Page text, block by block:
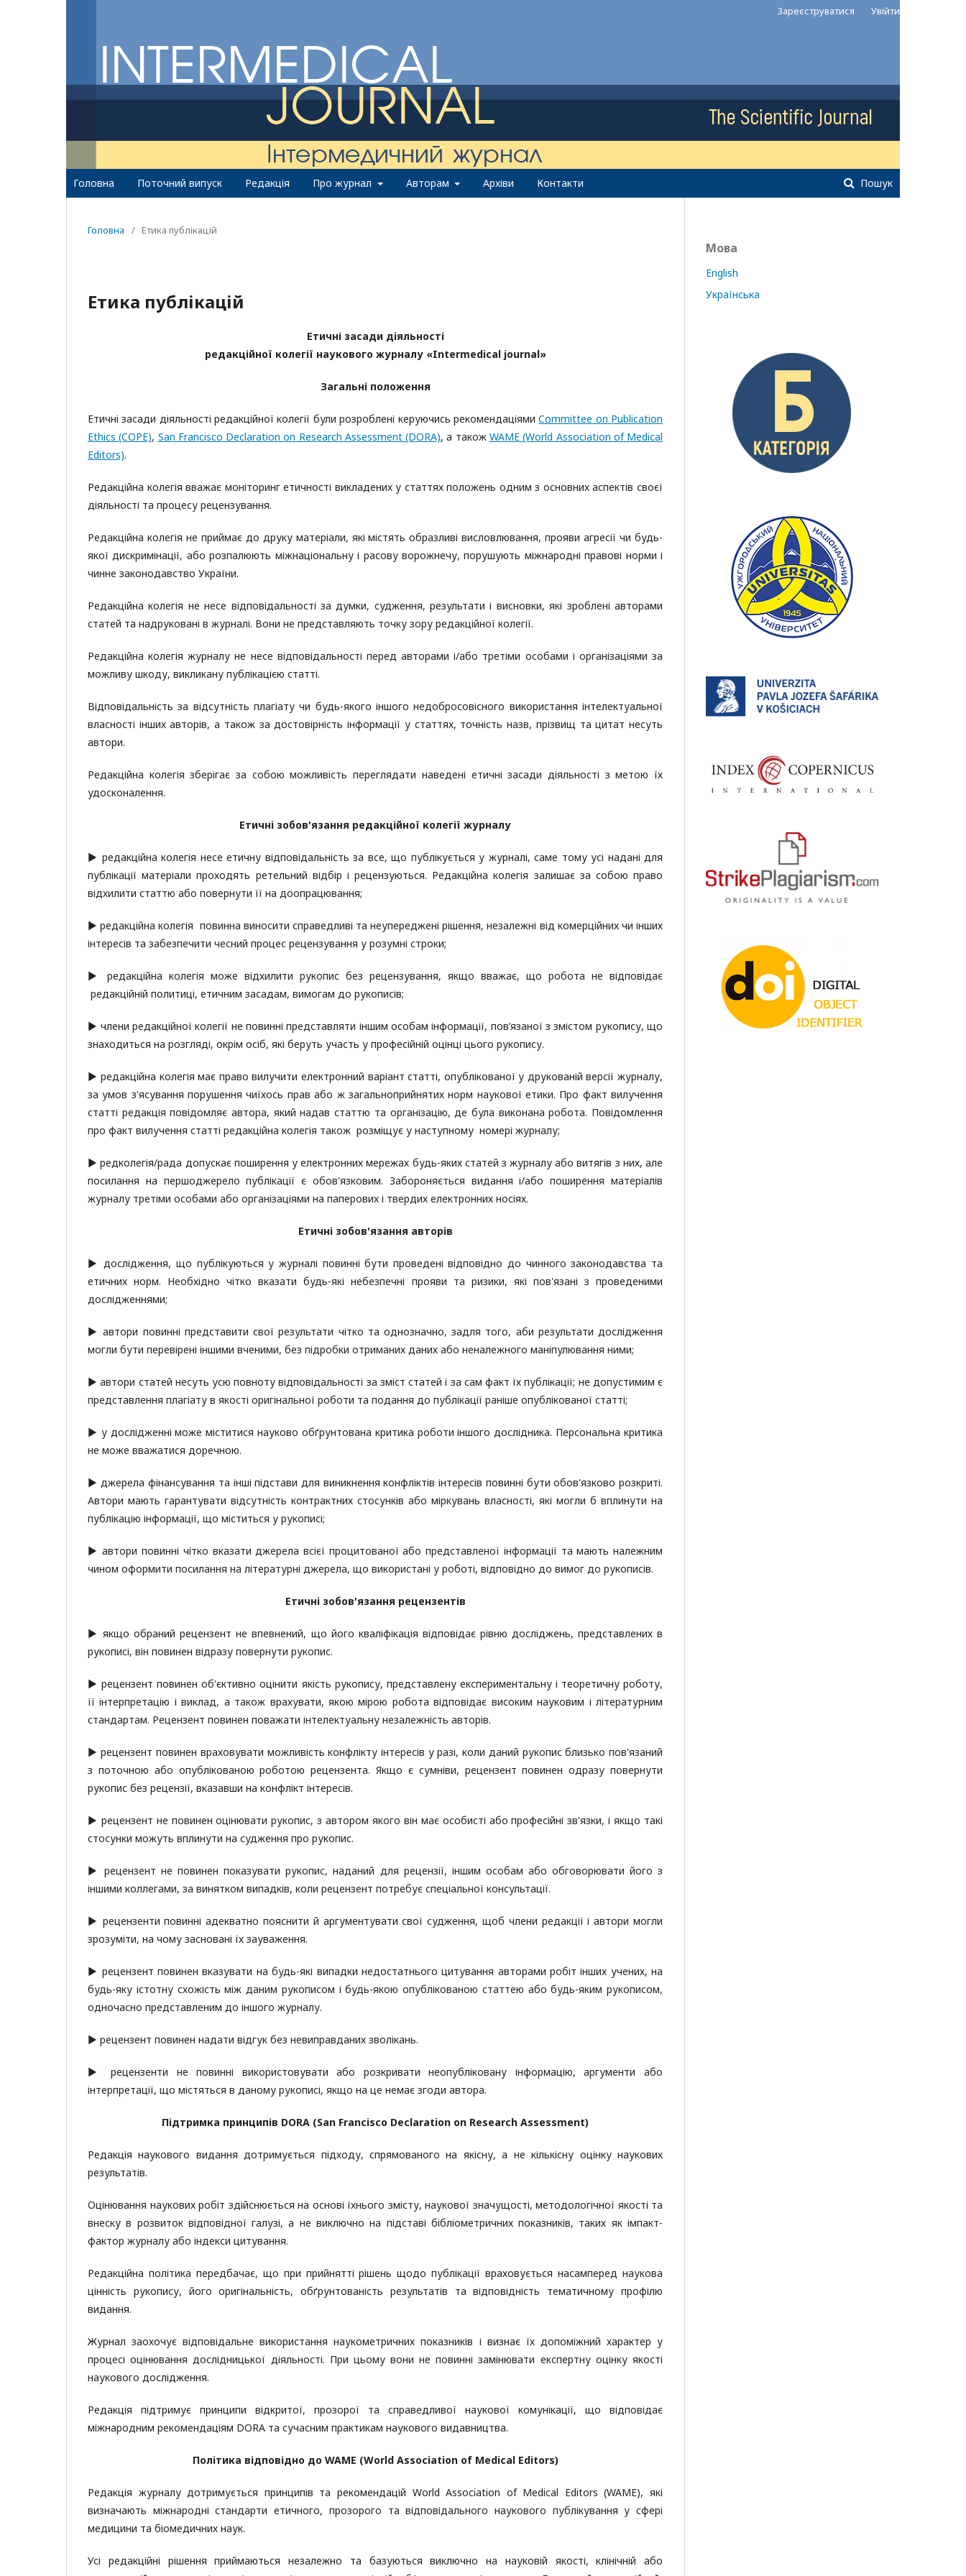
Головна Поточний випуск Редакція Про журнал Авторам Архіви Контакти Пошук
Зареєструватися Увійти
Головна / Етика публікацій
Етика публікацій
Етичні засади діяльності
редакційної колегії наукового журналу «Intermedical journal»
Загальні положення
Етичні засади діяльності редакційної колегії були розроблені керуючись рекомендаціямиCommittee on Publication
Ethics (COPE), San Francisco Declaration on Research Assessment (DORA), а також WAME (World Association of Medical
Editors).
Редакційна колегія вважає моніторинг етичності викладених у статтях положень одним з основних аспектів своєї
діяльності та процесу рецензування.
Редакційна колегія не приймає до друку матеріали, які містять образливі висловлювання, прояви агресії чи будь-
якої дискримінації, або розпалюють міжнаціональну і расову ворожнечу, порушують міжнародні правові норми і
чинне законодавство України.
Редакційна колегія не несе відповідальності за думки, судження, результати і висновки, які зроблені авторами
статей та надруковані в журналі. Вони не представляють точку зору редакційної колегії.
Редакційна колегія журналу не несе відповідальності перед авторами і/або третіми особами і організаціями за
можливу шкоду, викликану публікацією статті.
Відповідальність за відсутність плагіату чи будь-якого іншого недобросовісного використання інтелектуальної
власності інших авторів, а також за достовірність інформації у статтях, точність назв, прізвищ та цитат несуть
автори.
Редакційна колегія зберігає за собою можливість переглядати наведені етичні засади діяльності з метою їх
удосконалення.
Етичні зобов'язання редакційної колегії журналу
▶ редакційна колегія несе етичну відповідальність за все, що публікується у журналі, саме тому усі надані для
публікації матеріали проходять ретельний відбір і рецензуються. Редакційна колегія залишає за собою право
відхилити статтю або повернути її на доопрацювання;
▶ редакційна колегія повинна виносити справедливі та неупереджені рішення, незалежні від комерційних чи інших
інтересів та забезпечити чесний процес рецензування у розумні строки;
▶ редакційна колегія може відхилити рукопис без рецензування, якщо вважає, що робота не відповідає
редакційній политиці, етичним засадам, вимогам до рукописів;
▶ члени редакційної колегії не повинні представляти іншим особам інформації, пов’язаної з змістом рукопису, що
знаходиться на розгляді, окрім осіб, які беруть участь у професійній оцінці цього рукопису.
▶ редакційна колегія має право вилучити електронний варіант статті, опублікованої у друкованій версії журналу,
за умов з'ясування порушення чиїхось прав або ж загальноприйнятих норм наукової етики. Про факт вилучення
статті редакція повідомляє автора, який надав статтю та організацію, де була виконана робота. Повідомлення
про факт вилучення статті редакційна колегія також розміщує у наступному номері журналу;
▶ редколегія/рада допускає поширення у електронних мережах будь-яких статей з журналу або витягів з них, але
посилання на першоджерело публікації є обов'язковим. Забороняється видання і/або поширення матеріалів
журналу третіми особами або організаціями на паперових і твердих електронних носіях.
Етичні зобов'язання авторів
▶ дослідження, що публікуються у журналі повинні бути проведені відповідно до чинного законодавства та
етичних норм. Необхідно чітко вказати будь-які небезпечні прояви та ризики, які пов'язані з проведеними
дослідженнями;
▶ автори повинні представити свої результати чітко та однозначно, задля того, аби результати дослідження
могли бути перевірені іншими вченими, без підробки отриманих даних або неналежного маніпулювання ними;
▶ автори статей несуть усю повноту відповідальності за зміст статей і за сам факт їх публікації; не допустимим є
представлення плагіату в якості оригінальної роботи та подання до публікації раніше опублікованої статті;
▶ у дослідженні може міститися науково обґрунтована критика роботи іншого дослідника. Персональна критика
не може вважатися доречною.
▶ джерела фінансування та інші підстави для виникнення конфліктів інтересів повинні бути обов'язково розкриті.
Автори мають гарантувати відсутність контрактних стосунків або міркувань власності, які могли б вплинути на
публікацію інформації, що міститься у рукописі;
▶ автори повинні чітко вказати джерела всієї процитованої або представленої інформації та мають належним
чином оформити посилання на літературні джерела, що використані у роботі, відповідно до вимог до рукописів.
Етичні зобов'язання рецензентів
▶ якщо обраний рецензент не впевнений, що його кваліфікація відповідає рівню досліджень, представлених в
рукописі, він повинен відразу повернути рукопис.
▶ рецензент повинен об'єктивно оцінити якість рукопису, представлену експериментальну і теоретичну роботу,
її інтерпретацію і виклад, а також врахувати, якою мірою робота відповідає високим науковим і літературним
стандартам. Рецензент повинен поважати інтелектуальну незалежність авторів.
▶ рецензент повинен враховувати можливість конфлікту інтересів у разі, коли даний рукопис близько пов'язаний
з поточною або опублікованою роботою рецензента. Якщо є сумніви, рецензент повинен одразу повернути
рукопис без рецензії, вказавши на конфлікт інтересів.
▶ рецензент не повинен оцінювати рукопис, з автором якого він має особисті або професійні зв'язки, і якщо такі
стосунки можуть вплинути на судження про рукопис.
▶ рецензент не повинен показувати рукопис, наданий для рецензії, іншим особам або обговорювати його з
іншими коллегами, за винятком випадків, коли рецензент потребує спеціальної консультації.
▶ рецензенти повинні адекватно пояснити й аргументувати свої судження, щоб члени редакції і автори могли
зрозуміти, на чому засновані їх зауваження.
▶ рецензент повинен вказувати на будь-які випадки недостатнього цитування авторами робіт інших учених, на
будь-яку істотну схожість між даним рукописом і будь-якою опублікованою статтею або будь-яким рукописом,
одночасно представленим до іншого журналу.
▶ рецензент повинен надати відгук без невиправданих зволікань.
▶ рецензенти не повинні використовувати або розкривати неопубліковану інформацію, аргументи або
інтерпретації, що містяться в даному рукописі, якщо на це немає згоди автора.
Підтримка принципів DORA (San Francisco Declaration on Research Assessment)
Редакція наукового видання дотримується підходу, спрямованого на якісну, а не кількісну оцінку наукових
результатів.
Оцінювання наукових робіт здійснюється на основі їхнього змісту, наукової значущості, методологічної якості та
внеску в розвиток відповідної галузі, а не виключно на підставі бібліометричних показників, таких як імпакт-
фактор журналу або індекси цитування.
Редакційна політика передбачає, що при прийнятті рішень щодо публікації враховується насамперед наукова
цінність рукопису, його оригінальність, обґрунтованість результатів та відповідність тематичному профілю
видання.
Журнал заохочує відповідальне використання наукометричних показників і визнає їх допоміжний характер у
процесі оцінювання дослідницької діяльності. При цьому вони не повинні замінювати експертну оцінку якості
наукового дослідження.
Редакція підтримує принципи відкритої, прозорої та справедливої наукової комунікації, що відповідає
міжнародним рекомендаціям DORA та сучасним практикам наукового видавництва.
Політика відповідно до WAME (World Association of Medical Editors)
Редакція журналу дотримується принципів та рекомендацій World Association of Medical Editors (WAME), які
визначають міжнародні стандарти етичного, прозорого та відповідального наукового публікування у сфері
медицини та біомедичних наук.
Усі редакційні рішення приймаються незалежно та базуються виключно на науковій якості, клінічній або
Мова
English
Українська